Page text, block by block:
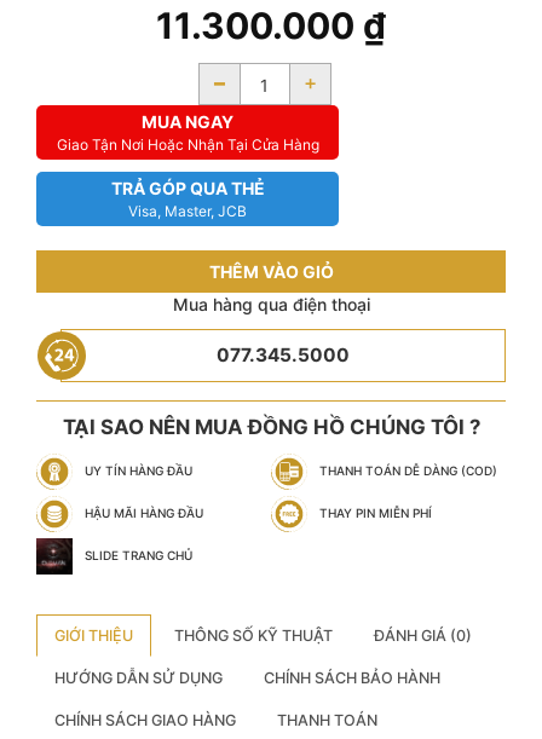
11.300.000 ₫
- +
MUA NGAY
Giao Tận Nơi Hoặc Nhận Tại Cửa Hàng
TRẢ GÓP QUA THẺ
Visa, Master, JCB
THÊM VÀO GIỎ
Mua hàng qua điện thoại
077.345.5000
TẠI SAO NÊN MUA ĐỒNG HỒ CHÚNG TÔI ?
UY TÍN HÀNG ĐẦU THANH TOÁN DỄ DÀNG (COD)
HẬU MÃI HÀNG ĐẦU THAY PIN MIỄN PHÍ
SLIDE TRANG CHỦ
GIỚI THIỆU THÔNG SỐ KỸ THUẬT ĐÁNH GIÁ (0)
HƯỚNG DẪN SỬ DỤNG CHÍNH SÁCH BẢO HÀNH
CHÍNH SÁCH GIAO HÀNG THANH TOÁN